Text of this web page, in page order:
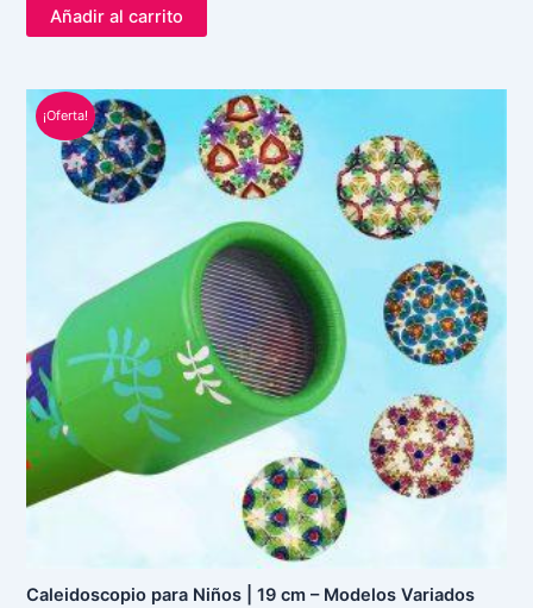
Añadir al carrito
¡Oferta!
Caleidoscopio para Niños | 19 cm – Modelos Variados
El
precio
original
era:
S/ 25.00.
precio
actual
es:
S/ 20.00.